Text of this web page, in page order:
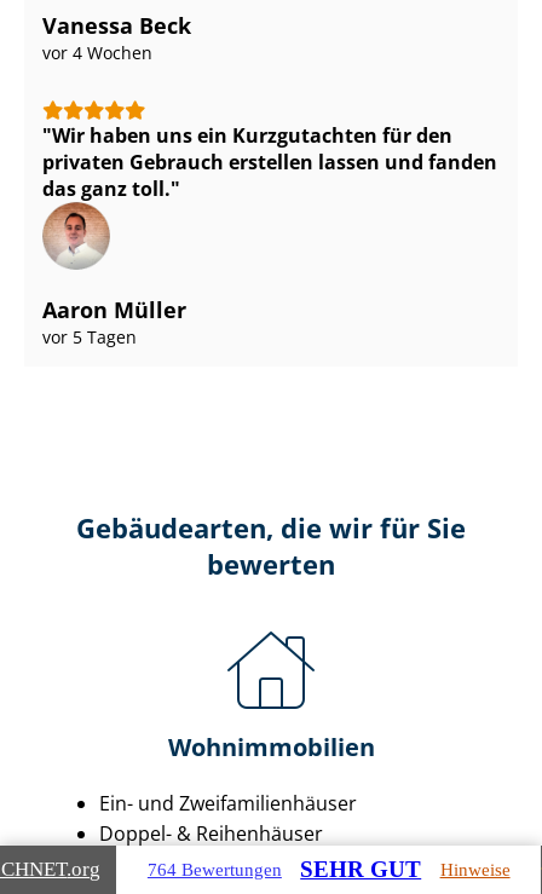
Vanessa Beck
vor 4 Wochen
Wir haben uns ein Kurzgutachten für den
privaten Gebrauch erstellen lassen und fanden
das ganz toll.
Aaron Müller
vor 5 Tagen
Gebäudearten, die wir für Sie
bewerten
Wohnimmobilien
Ein- und Zwei­fa­mi­li­en­häu­ser
Doppel- & Reihenhäuser
Ei­gen­tums­woh­nun­gen
.org 764 Bewertungen SEHR GUT Hinweise